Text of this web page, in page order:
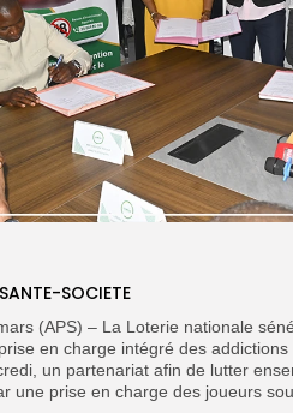
SOCIETE
(APS) – La Loterie nationale
en charge intégré des
un partenariat afin de lutter
une prise en charge des joueurs